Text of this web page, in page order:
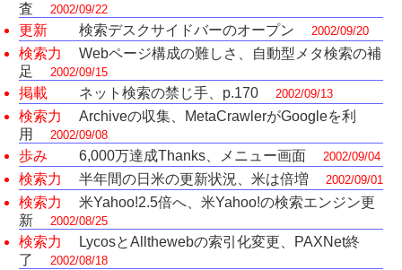
査
2002/09/22
更新 検索デスクサイドバーのオープン 2002/09/20
検索力
Webページ構成の難しさ、自動型メタ検索の補
足
2002/09/15
掲載 ネット検索の禁じ手、p.170 2002/09/13
検索力
Archiveの収集、MetaCrawlerがGoogleを利
用
2002/09/08
歩み 6,000万達成Thanks、メニュー画面 2002/09/04
検索力 半年間の日米の更新状況、米は倍増 2002/09/01
検索力
米Yahoo!2.5倍へ、米Yahoo!の検索エンジン更
新
2002/08/25
検索力
LycosとAllthewebの索引化変更、PAXNet終
了
2002/08/18